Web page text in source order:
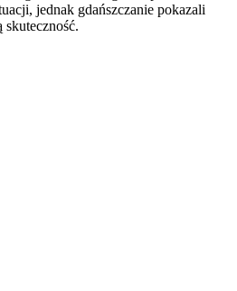
jednak gdańszczanie pokazali